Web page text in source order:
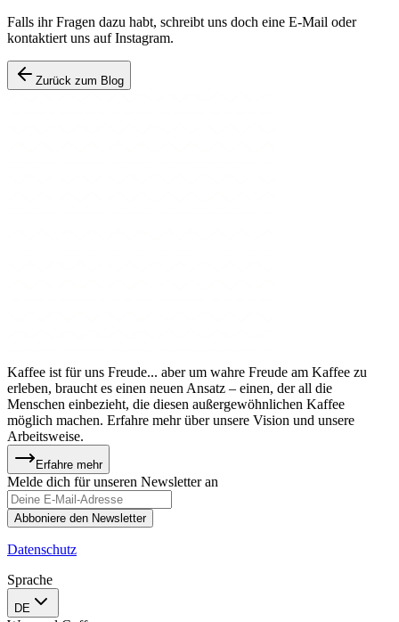
Falls ihr Fragen dazu habt, schreibt uns doch eine E-Mail oder
kontaktiert uns auf Instagram.
Zurück zum Blog
Kaffee ist für uns Freude... aber um wahre Freude am Kaffee zu
erleben, braucht es einen neuen Ansatz – einen, der all die
Menschen einbezieht, die diesen außergewöhnlichen Kaffee
möglich machen. Erfahre mehr über unsere Vision und unsere
Arbeitsweise.
Erfahre mehr
Melde dich für unseren Newsletter an
Abboniere den Newsletter
Datenschutz
Sprache
DE